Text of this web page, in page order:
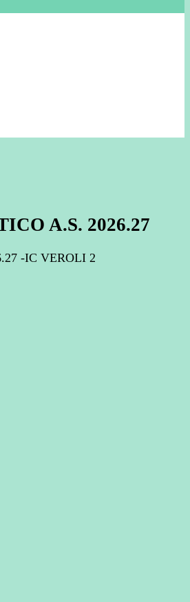
A.S. 2026.27
-IC VEROLI 2